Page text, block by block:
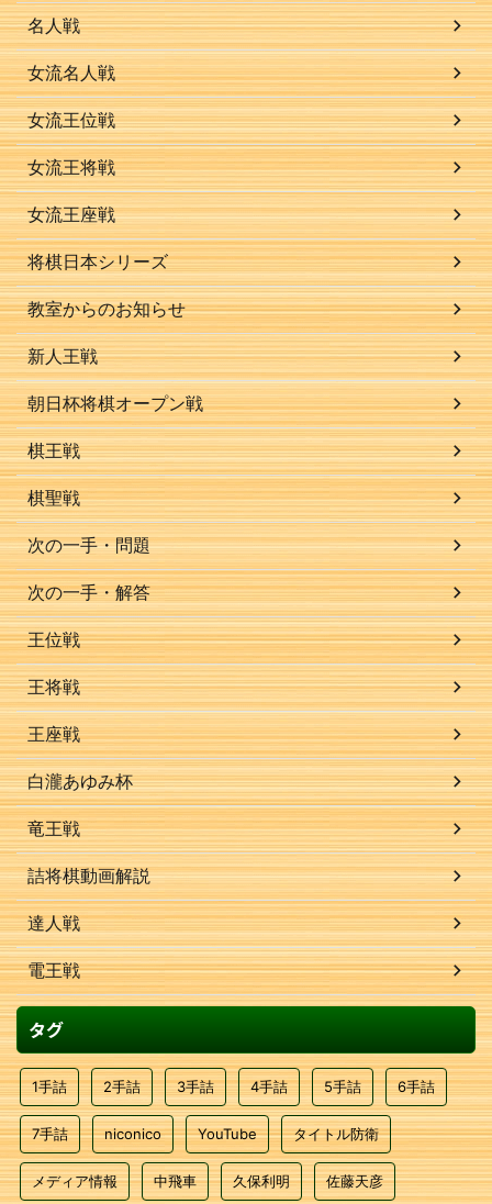
名人戦
女流名人戦
女流王位戦
女流王将戦
女流王座戦
将棋日本シリーズ
教室からのお知らせ
新人王戦
朝日杯将棋オープン戦
棋王戦
棋聖戦
次の一手・問題
次の一手・解答
王位戦
王将戦
王座戦
白瀧あゆみ杯
竜王戦
詰将棋動画解説
達人戦
電王戦
タグ
1手詰 2手詰 3手詰 4手詰 5手詰 6手詰
7手詰 niconico YouTube タイトル防衛
メディア情報 中飛車 久保利明 佐藤天彦